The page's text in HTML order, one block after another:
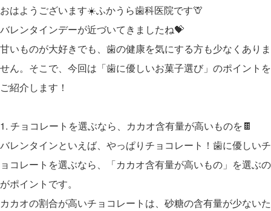
おはようございます☀️ふかうら歯科医院です🦒
バレンタインデーが近づいてきましたね💝
甘いものが大好きでも、歯の健康を気にする方も少なくありま
せん。そこで、今回は「歯に優しいお菓子選び」のポイントを
ご紹介します！
1. チョコレートを選ぶなら、カカオ含有量が高いものを🍫
バレンタインといえば、やっぱりチョコレート！歯に優しいチ
ョコレートを選ぶなら、「カカオ含有量が高いもの」を選ぶの
がポイントです。
カカオの割合が高いチョコレートは、砂糖の含有量が少ないた